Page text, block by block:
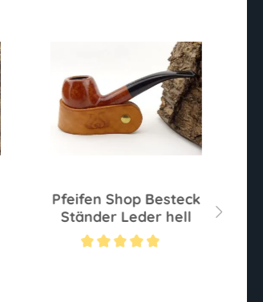
Pfeifen Shop Besteck
Ständer Leder hell